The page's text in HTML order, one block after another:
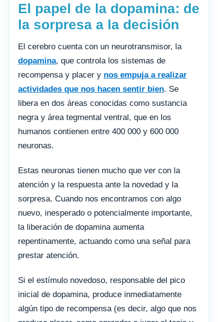
El papel de la dopamina: de
la sorpresa a la decisión
El cerebro cuenta con un neurotransmisor, la
dopamina, que controla los sistemas de
recompensa y placer y nos empuja a realizar
actividades que nos hacen sentir bien. Se
libera en dos áreas conocidas como sustancia
negra y área tegmental ventral, que en los
humanos contienen entre 400 000 y 600 000
neuronas.
Estas neuronas tienen mucho que ver con la
atención y la respuesta ante la novedad y la
sorpresa. Cuando nos encontramos con algo
nuevo, inesperado o potencialmente importante,
la liberación de dopamina aumenta
repentinamente, actuando como una señal para
prestar atención.
Si el estímulo novedoso, responsable del pico
inicial de dopamina, produce inmediatamente
algún tipo de recompensa (es decir, algo que nos